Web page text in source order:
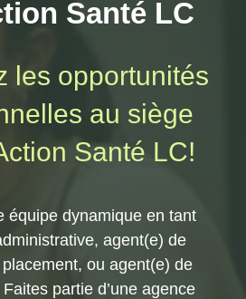
Santé LC
les opportunités
au siège
Santé LC!
équipe dynamique en tant
agent(e) de
ou agent(e) de
partie d’une agence